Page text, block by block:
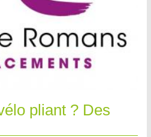
pliant ? Des